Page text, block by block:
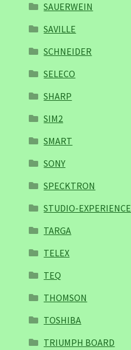
SAUERWEIN
SAVILLE
SCHNEIDER
SELECO
SHARP
SIM2
SMART
SONY
SPECKTRON
STUDIO-EXPERIENCE
TARGA
TELEX
TEQ
THOMSON
TOSHIBA
TRIUMPH BOARD